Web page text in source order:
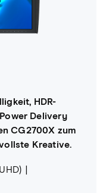
HDR-
Delivery
CG2700X zum
Kreative.